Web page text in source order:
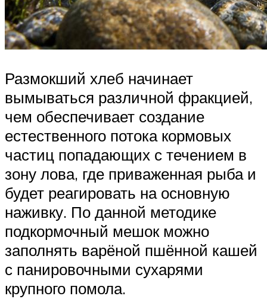
Размокший хлеб начинает
вымываться различной фракцией,
чем обеспечивает создание
естественного потока кормовых
частиц попадающих с течением в
зону лова, где приваженная рыба и
будет реагировать на основную
наживку. По данной методике
подкормочный мешок можно
заполнять варёной пшённой кашей
с панировочными сухарями
крупного помола.